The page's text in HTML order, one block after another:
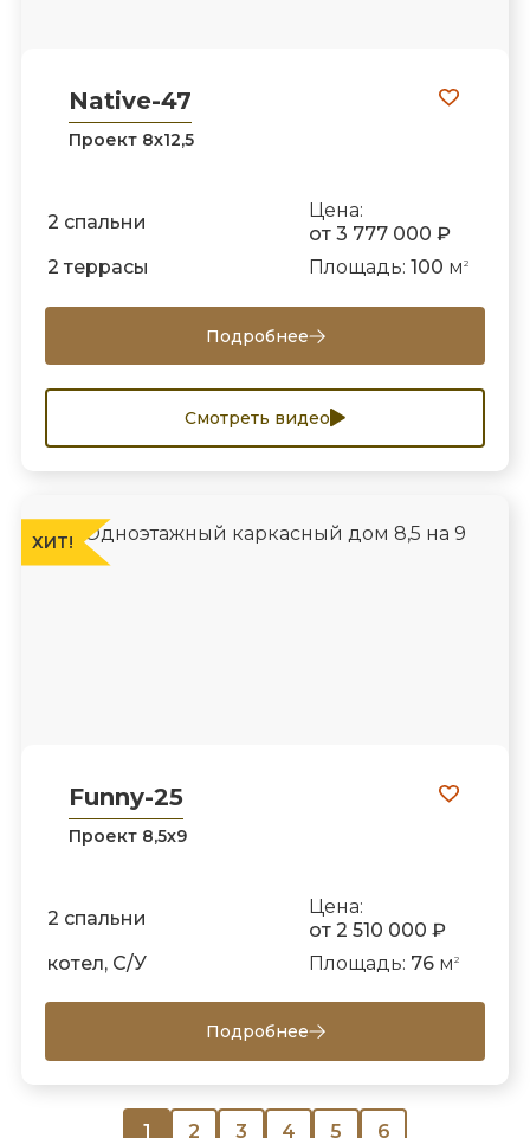
Native-47
Проект 8х12,5
2 спальни
Цена:
от 3 777 000 ₽
2 террасы
Площадь: 100 м 2
Подробнее
Смотреть видео
ХИТ!
Funny-25
Проект 8,5х9
2 спальни
Цена:
от 2 510 000 ₽
котел, С/У
Площадь: 76м 2
Подробнее
1 2 3 4 5 6